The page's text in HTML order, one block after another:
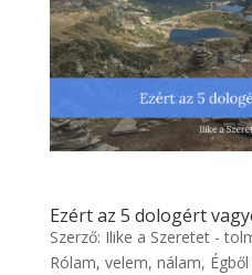
Ezért az 5 dologért
Szerző: Ilike a Szeretet -
Rólam, velem, nálam,